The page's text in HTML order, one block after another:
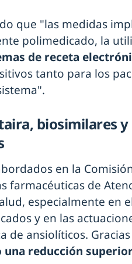
que "las medidas
polimedicado, la
de receta
tanto para los
biosimilares
en la
farmacéuticas de
especialmente en
y en las
de ansiolíticos.
una reducción